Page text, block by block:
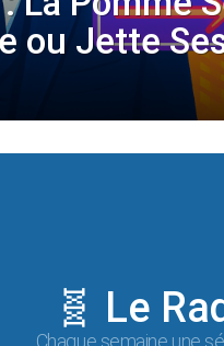
ou Jette
🧬 Le
Chaque semaine une